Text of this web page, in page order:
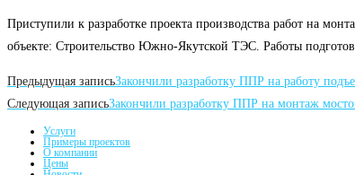
Приступили к разработке проекта производства работ на
объекте: Строительство Южно-Якутской ТЭС. Работы
Читать
далее
статьи
Предыдущая записьЗакончили разработку ППР на работу
Следующая записьЗакончили разработку ППР на монтаж
Услуги
Примеры проектов
О компании
Цены